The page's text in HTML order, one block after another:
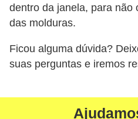
dentro da janela, para não
das molduras.
Ficou alguma dúvida?
suas perguntas e iremos